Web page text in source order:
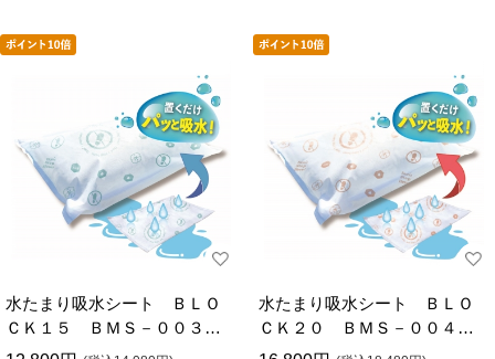
水たまり吸水シート ＢＬＯ
ＣＫ１５ ＢＭＳ－００３
１４リットル １０枚
水たまり吸水シート ＢＬＯ
ＣＫ２０ ＢＭＳ－００４
１９リットル １０枚入り